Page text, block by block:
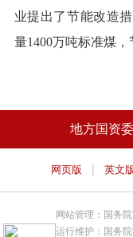
业提出了节能改造
量1400万吨标准煤，
地方国资委
网页版 | 英文
网站管理：国务
运行维护：国务